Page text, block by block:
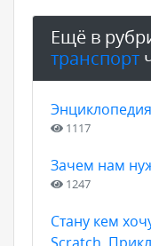
Ещё в
транспорт
1117
Зачем нам
1247
Стану кем